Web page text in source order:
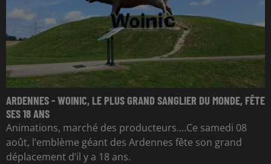
ARDENNES - WOINIC, LE PLUS GRAND SANGLIER DU MONDE, FÊTE
SES 18 ANS
Animations, marché des producteurs....Ce samedi 08
août, l’emblème géant des Ardennes fête son grand
déplacement d’il y a 18 ans.